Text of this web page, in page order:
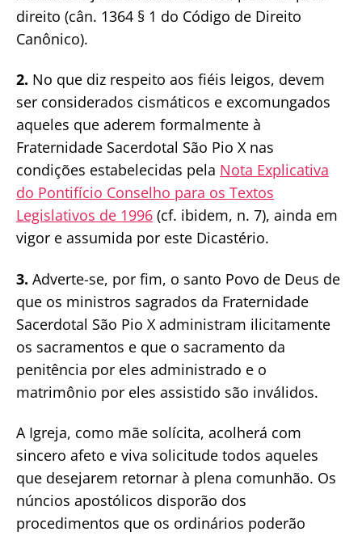
direito (cân. 1364 § 1 do Código de Direito
Canônico).
2. No que diz respeito aos fiéis leigos, devem
ser considerados cismáticos e excomungados
aqueles que aderem formalmente à
Fraternidade Sacerdotal São Pio X nas
condições estabelecidas pela Nota Explicativa
do Pontifício Conselho para os Textos
Legislativos de 1996 (cf. ibidem, n. 7), ainda em
vigor e assumida por este Dicastério.
3. Adverte-se, por fim, o santo Povo de Deus de
que os ministros sagrados da Fraternidade
Sacerdotal São Pio X administram ilicitamente
os sacramentos e que o sacramento da
penitência por eles administrado e o
matrimônio por eles assistido são inválidos.
A Igreja, como mãe solícita, acolherá com
sincero afeto e viva solicitude todos aqueles
que desejarem retornar à plena comunhão. Os
núncios apostólicos disporão dos
procedimentos que os ordinários poderão